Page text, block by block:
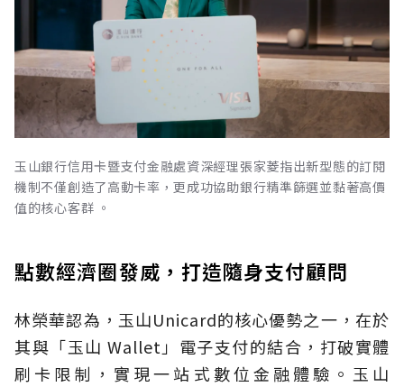
玉山銀行信用卡暨支付金融處資深經理張家菱指出新型態的訂閱
機制不僅創造了高動卡率，更成功協助銀行精準篩選並黏著高價
值的核心客群 。
點數經濟圈發威，打造隨身支付顧問
林榮華認為，玉山Unicard的核心優勢之一，在於
其與「玉山 Wallet」電子支付的結合，打破實體
刷卡限制，實現一站式數位金融體驗。玉山